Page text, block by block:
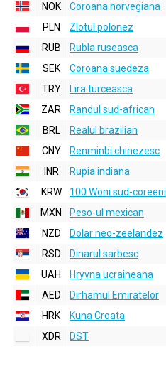
NOK
Coroana norvegiana
PLN
Zlotul polonez
RUB
Rubla ruseasca
SEK
Coroana suedeza
TRY
Lira turceasca
ZAR
Randul sud-african
BRL
Realul brazilian
CNY
Renminbi chinezesc
INR
Rupia indiana
KRW
100 Woni sud-coreeni
MXN
Peso-ul mexican
NZD
Dolar neo-zeelandez
RSD
Dinarul sarbesc
UAH
Hryvna ucraineana
AED
Dirhamul Emiratelor
HRK
Kuna Croata
XDR
DST